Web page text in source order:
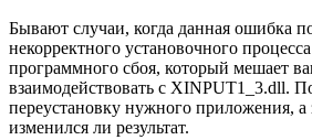
Бывают случаи, когда данная ошибка
некорректного установочного
программного сбоя, который мешает
взаимодействовать с XINPUT1_3.dll.
переустановку нужного приложения, а
изменился ли результат.